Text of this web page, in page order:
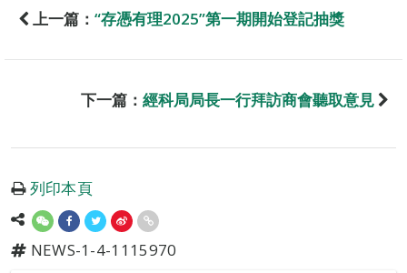
上一篇： “存憑有理2025”第一期開始登記抽獎
下一篇： 經科局局長一行拜訪商會聽取意見
列印本頁
NEWS-1-4-1115970